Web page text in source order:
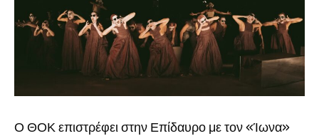
Ο ΘΟΚ επιστρέφει στην Επίδαυρο με τον «Ίωνα»